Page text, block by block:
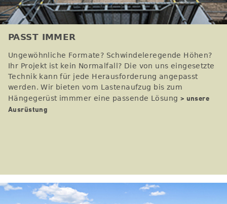
PASST IMMER
Ungewöhnliche Formate? Schwindeleregende Höhen?
Ihr Projekt ist kein Normalfall? Die von uns eingesetzte
Technik kann für jede Herausforderung angepasst
werden. Wir bieten vom Lastenaufzug bis zum
Hängegerüst immmer eine passende Lösung > unsere
Ausrüstung